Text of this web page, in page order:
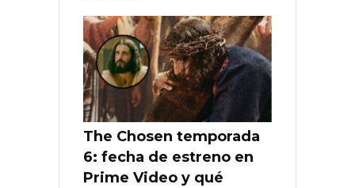
The Chosen temporada
6: fecha de estreno en
Prime Video y qué